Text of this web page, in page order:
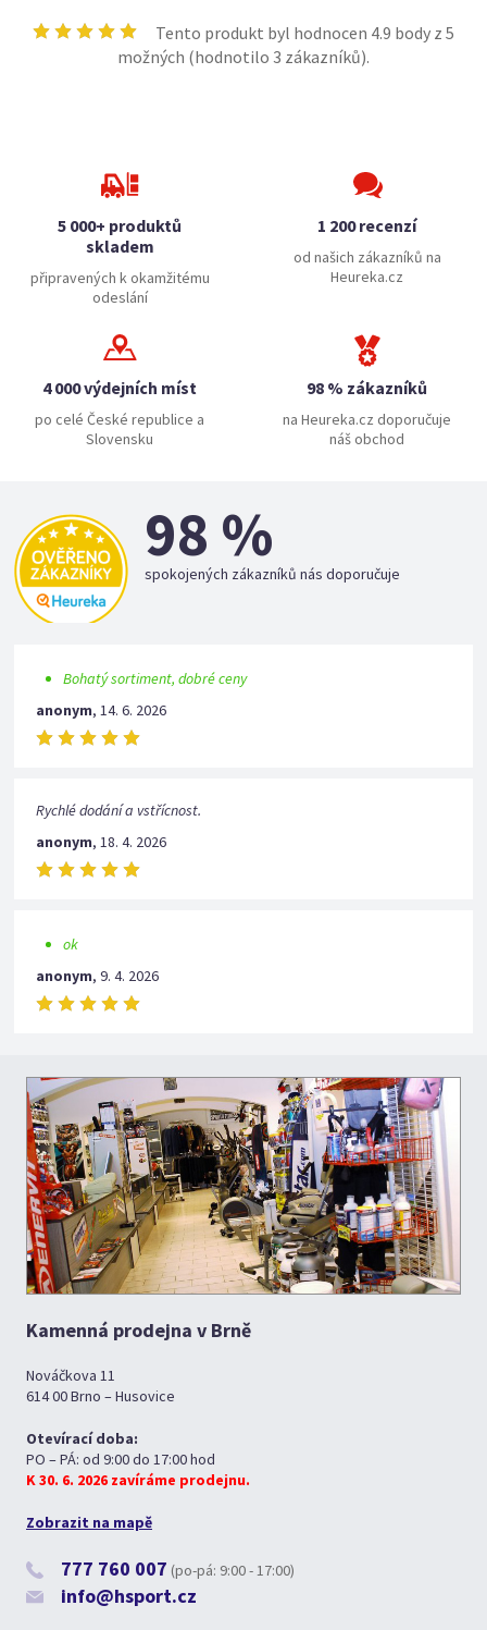
Tento produkt byl hodnocen 4.9 body z 5
možných (hodnotilo 3 zákazníků).
5 000+ produktů
skladem
připravených k okamžitému
odeslání
1 200 recenzí
od našich zákazníků na
Heureka.cz
4 000 výdejních míst
po celé České republice a
Slovensku
98 % zákazníků
na Heureka.cz doporučuje
náš obchod
98 %
spokojených zákazníků nás doporučuje
Bohatý sortiment, dobré ceny
anonym,14. 6. 2026
Rychlé dodání a vstřícnost.
anonym,18. 4. 2026
ok
anonym,9. 4. 2026
Kamenná prodejna v Brně
Nováčkova 11
614 00 Brno – Husovice
Otevírací doba:
PO – PÁ: od 9:00 do 17:00 hod
K 30. 6. 2026 zavíráme prodejnu.
Zobrazit na mapě
777 760 007 (po-pá: 9:00 - 17:00)
info@hsport.cz